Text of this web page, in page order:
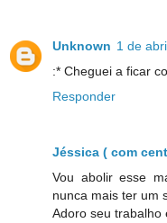
Unknown 1 de
:* Cheguei a ficar
Responder
Jéssica ( com
Vou abolir esse
nunca mais ter um
Adoro seu trabalho